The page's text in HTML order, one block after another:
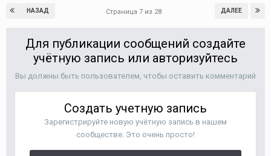
НАЗАД ДАЛЕЕ
Страница 7 из 28
Для публикации сообщений создайте
учётную запись или авторизуйтесь
Вы должны быть пользователем, чтобы оставить комментарий
Создать учетную запись
Зарегистрируйте новую учётную запись в нашем
сообществе. Это очень просто!